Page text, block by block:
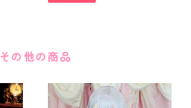
その他の商品